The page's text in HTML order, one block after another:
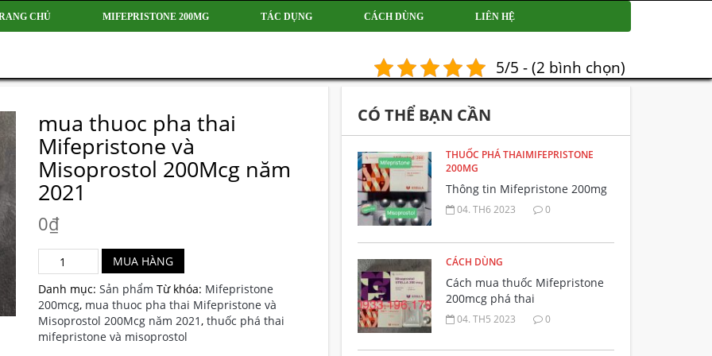
CHỦ MIFEPRISTONE 200MG TÁC DỤNG CÁCH DÙNG LIÊN HỆ
5/5 - (2 bình chọn)
mua thuoc pha thai
Mifepristone và
Misoprostol 200Mcg năm
2021
0₫
mua
pha
thai
Mifepristone
và
MUA HÀNG
Danh mục:Sản phẩm Từ khóa: Mifepristone
200mcg, mua thuoc pha thai Mifepristone và
Misoprostol 200Mcg năm 2021,thuốc phá thai
mifepristone và misoprostol
CÓ THỂ BẠN CẦN
THUỐC PHÁ THAIMIFEPRISTONE
200MG
Thông tin Mifepristone 200mg
04. TH6 2023 0
CÁCH DÙNG
Cách mua thuốc Mifepristone
200mcg phá thai
04. TH5 2023 0